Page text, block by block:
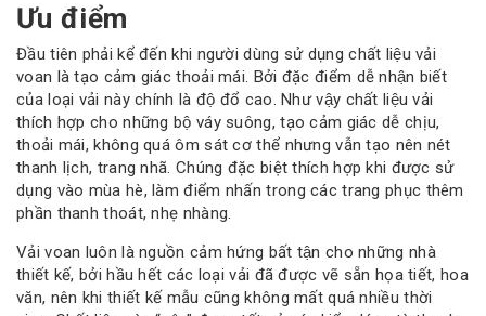
Ưu điểm
Đầu tiên phải kể đến khi người dùng sử dụng chất liệu vải
voan là tạo cảm giác thoải mái. Bởi đặc điểm dễ nhận biết
của loại vải này chính là độ đổ cao. Như vậy chất liệu vải
thích hợp cho những bộ váy suông, tạo cảm giác dễ chịu,
thoải mái, không quá ôm sát cơ thể nhưng vẫn tạo nên nét
thanh lịch, trang nhã. Chúng đặc biệt thích hợp khi được sử
dụng vào mùa hè, làm điểm nhấn trong các trang phục thêm
phần thanh thoát, nhẹ nhàng.
Vải voan luôn là nguồn cảm hứng bất tận cho những nhà
thiết kế, bởi hầu hết các loại vải đã được vẽ sẵn họa tiết, hoa
văn, nên khi thiết kế mẫu cũng không mất quá nhiều thời